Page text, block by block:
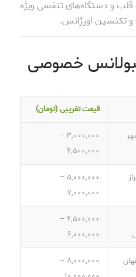
قلب و دستگاه‌های تنفسی ویژه
و تکنسین اورژانس.
خصوصی
قیمت تقریبی (تومان)
۳,۰۰۰,۰۰۰ –
۴,۵۰۰,۰۰۰
۵,۰۰۰,۰۰۰ –
۷,۰۰۰,۰۰۰
۴,۵۰۰,۰۰۰ –
۶,۰۰۰,۰۰۰
۸,۰۰۰,۰۰۰ –